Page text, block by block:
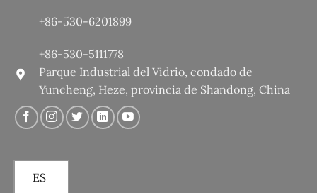
+86-530-6201899
+86-530-5111778
Parque Industrial del Vidrio, condado de
Yuncheng, Heze, provincia de Shandong, China
ES